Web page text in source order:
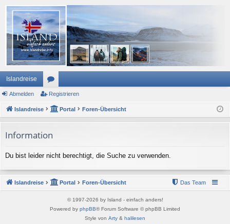
Islandreise
or
en
Abmelden Registrieren
Islandreise Portal Foren-Übersicht
Information
Du bist leider nicht berechtigt, die Suche zu verwenden.
Islandreise Portal Foren-Übersicht Das Team
© 1997-2026 by Island - einfach anders!
Powered by phpBB® Forum Software © phpBB Limited
Style von Arty & halilesen